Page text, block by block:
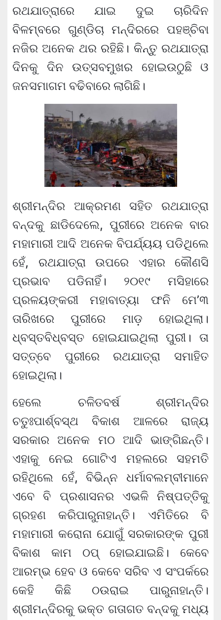
ରଥଯାତ୍ରାରେ ଯାଇ ଦୁଇ ଚାରିଦିନ
ବିଳମ୍ବରେ ଗୁଣ୍ଡିଚା ମନ୍ଦିରରେ ପହଞ୍ଚିବା
ନଜିର ଅନେକ ଥର ରହିଛି। କିନ୍ତୁ ରଥଯାତ୍ରା
ଦିନକୁ ଦିନ ଉତ୍ସବମୁଖର ହୋଇଉଠୁଛି ଓ
ଜନସମାଗମ ବଢିବାରେ ଲାଗିଛି।
ଶ୍ରୀମନ୍ଦିର ଆକ୍ରମଣ ସହିତ ରଥଯାତ୍ରା
ବନ୍ଦକୁ ଛାଡିଦେଲେ, ପୁରୀରେ ଅନେକ ବାର
ମହାମାରୀ ଆଦି ଅନେକ ବିପର୍ଯ୍ୟୟ ପଡିଥିଲେ
ହେଁ, ରଥଯାତ୍ରା ଉପରେ ଏହାର କୌଣସି
ପ୍ରଭାବ ପଡିନାହିଁ। ୨୦୧୯ ମସିହାରେ
ପ୍ରଳୟଙ୍କରୀ ମହାବାତ୍ୟା ଫନି ମେ’୩
ତାରିଖରେ ପୁରୀରେ ମାଡ଼ ହୋଇଥିଲା।
ଧ୍ବସ୍ତବିଧ୍ବସ୍ତ ହୋଇଯାଇଥିଲା ପୁରୀ। ତା
ସତ୍ତ୍ବେ ପୁରୀରେ ରଥଯାତ୍ରା ସମାହିତ
ହୋଇଥିଲା।
ହେଲେ ଚଳିତବର୍ଷ ଶ୍ରୀମନ୍ଦିର
ଚତୁଃପାର୍ଶ୍ବସ୍ଥ ବିକାଶ ଆଳରେ ରାଜ୍ୟ
ସରକାର ଅନେକ ମଠ ଆଦି ଭାଙ୍ଗିଛନ୍ତି।
ଏହାକୁ ନେଇ ଗୋଟିଏ ମହଲରେ ସହମତି
ରହିଥିଲେ ହେଁ, ବିଭିନ୍ନ ଧର୍ମାବଲମ୍ବୀମାନେ
ଏବେ ବି ପ୍ରଶାସନର ଏଭଳି ନିଷ୍ପତ୍ତିକୁ
ଗ୍ରହଣ କରିପାରୁନାହାନ୍ତି। ଏମିତିରେ ବି
ମହାମାରୀ କରୋନା ଯୋଗୁଁ ସରକାରଙ୍କ ପୁରୀ
ବିକାଶ କାମ ଠପ୍ ହୋଇଯାଇଛି। କେବେ
ଆରମ୍ଭ ହେବ ଓ କେବେ ସରିବ ଏ ସଂପର୍କରେ
କେହି କିଛି ଠଉରାଇ ପାରୁନାହାନ୍ତି।
ଶ୍ରୀମନ୍ଦିରକୁ ଭକ୍ତ ଗତାଗତ ବନ୍ଦକୁ ମଧ୍ୟ